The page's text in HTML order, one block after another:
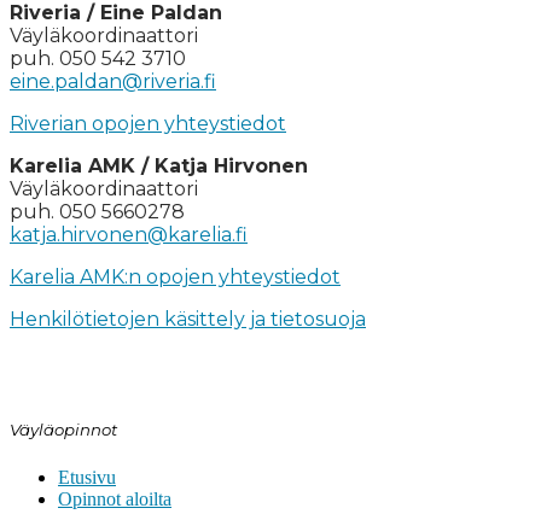
Riveria / Eine Paldan
Väyläkoordinaattori
puh. 050 542 3710
eine.paldan@riveria.fi
Riverian opojen yhteystiedot
Karelia AMK / Katja Hirvonen
Väyläkoordinaattori
puh. 050 5660278
katja.hirvonen@karelia.fi
Karelia AMK:n opojen yhteystiedot
Henkilötietojen käsittely ja tietosuoja
Väyläopinnot
Etusivu
Opinnot aloilta